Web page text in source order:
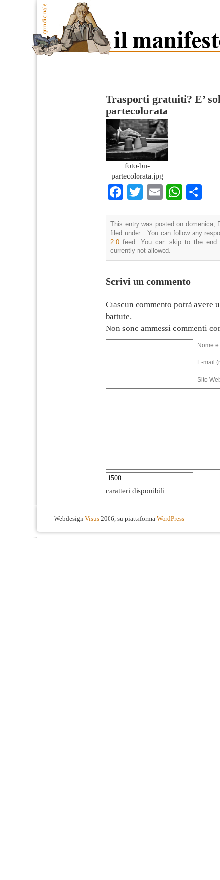
Trasporti gratuiti? E’
partecolorata
foto-bn-
partecolorata.jpg
Facebook
TwitterEmail
This entry was posted on domenica,
filed under . You can follow any
2.0 feed. You can skip to the end
currently not allowed.
Scrivi un commento
Ciascun commento potrà avere
battute.
Non sono ammessi commenti
Nome
E-mail
Sito
caratteri disponibili
Webdesign Visus 2006, su piattaforma WordPress